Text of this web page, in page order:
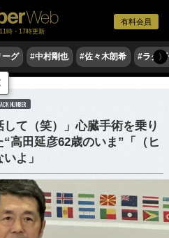
有料会員
時・17時更新
グ #中村剛也 #佐々木朗希 #ラグ〉
NUMBER
して（笑）」心臓手術を乗り
高田延彦62歳のいま”「（ヒ
よ」